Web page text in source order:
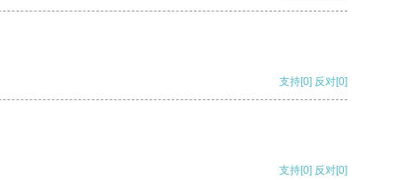
支持[0] 反对[0]
支持[0] 反对[0]